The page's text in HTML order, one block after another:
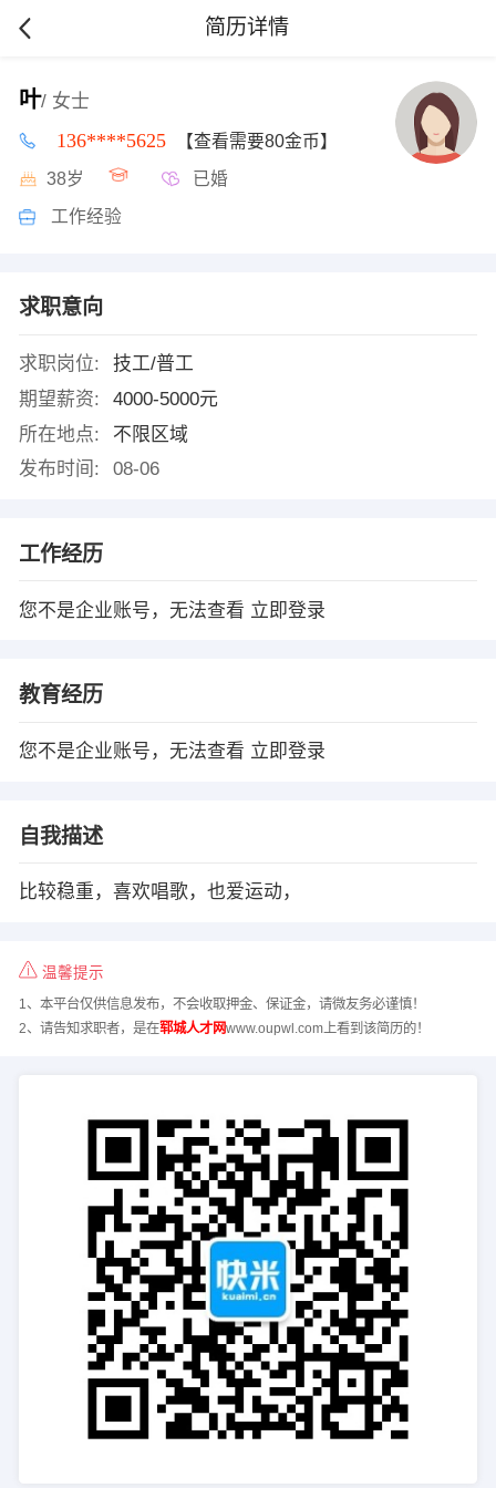
简历详情
叶/ 女士
136****5625 【查看需要80金币】
38岁 已婚
工作经验
求职意向
求职岗位:
技工/普工
期望薪资:
4000-5000元
所在地点:
不限区域
发布时间:
08-06
工作经历
您不是企业账号，无法查看 立即登录
教育经历
您不是企业账号，无法查看 立即登录
自我描述
比较稳重，喜欢唱歌，也爱运动，
温馨提示
1、本平台仅供信息发布，不会收取押金、保证金，请微友务必谨慎！
2、请告知求职者，是在郓城人才网www.oupwl.com上看到该简历的！